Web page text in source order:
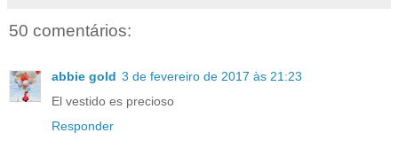
50 comentários:
abbie gold 3 de fevereiro de 2017 às 21:23
El vestido es precioso
Responder